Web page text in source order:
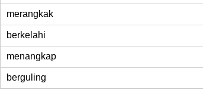
merangkak
berkelahi
menangkap
berguling